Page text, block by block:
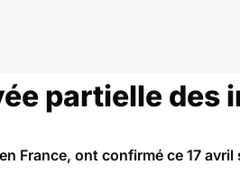
partielle des
France, ont confirmé ce 17